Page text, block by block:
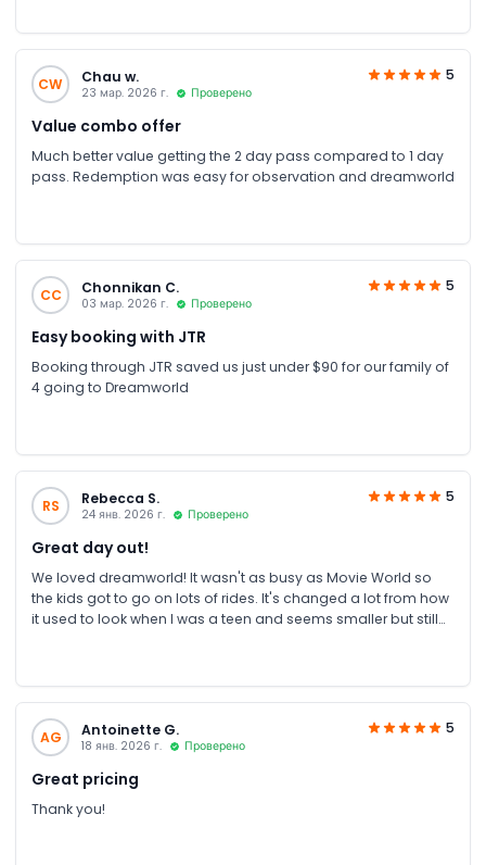
CW Chau w.
23 мар. 2026 г. Проверено
5
Value combo offer
Much better value getting the 2 day pass compared to 1 day
pass. Redemption was easy for observation and dreamworld
CC Chonnikan C.
03 мар. 2026 г. Проверено
5
Easy booking with JTR
Booking through JTR saved us just under $90 for our family of
4 going to Dreamworld
RS Rebecca S.
24 янв. 2026 г. Проверено
5
Great day out!
We loved dreamworld! It wasn't as busy as Movie World so
the kids got to go on lots of rides. It's changed a lot from how
it used to look when I was a teen and seems smaller but still
AG Antoinette G.
18 янв. 2026 г. Проверено
5
Great pricing
Thank you!